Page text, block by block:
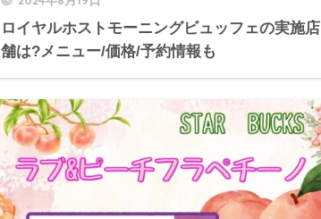
ロイヤルホストモーニングビュッフェの実施店
舗は?メニュー/価格/予約情報も